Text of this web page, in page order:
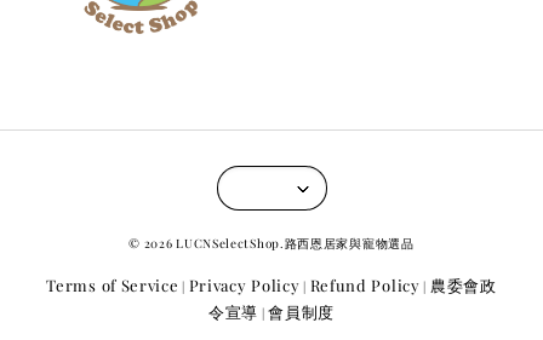
© 2026 LUCNSelectShop.路西恩居家與寵物選品
Terms of Service | Privacy Policy | Refund Policy | 農委會政
令宣導 |會員制度